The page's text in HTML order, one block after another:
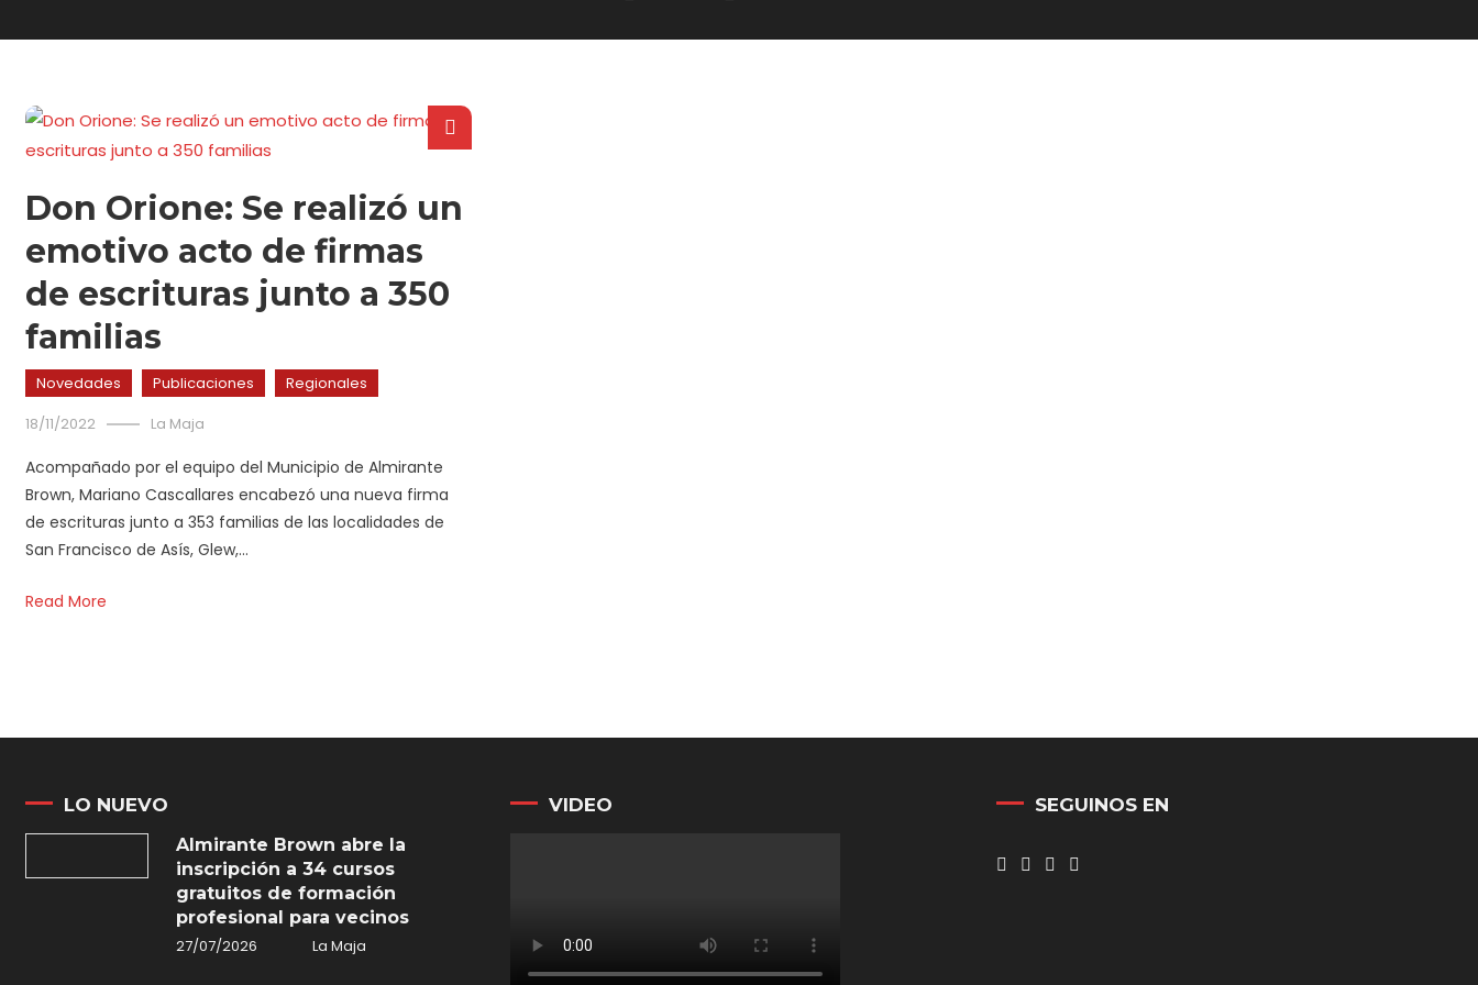
Don Orione: Se realizó un
emotivo acto de firmas
de escrituras junto a 350
familias
Novedades Publicaciones
Regionales
18/11/2022
La Maja
Acompañado por el equipo del Municipio de Almirante
Brown, Mariano Cascallares encabezó una nueva firma
de escrituras junto a 353 familias de las localidades de
San Francisco de Asís, Glew,…
Read More
LO NUEVO
Almirante Brown abre la
inscripción a 34 cursos
gratuitos de formación
profesional para vecinos
27/07/2026
La Maja
VIDEO SEGUINOS EN